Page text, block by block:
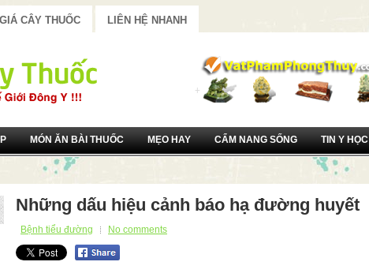
CÂY THUỐC LIÊN HỆ NHANH
MÓN ĂN BÀI THUỐC MẸO HAY CẨM NANG SỐNG TIN Y HỌC
Những dấu hiệu cảnh báo hạ đường huyết
Bệnh tiểu đường No comments